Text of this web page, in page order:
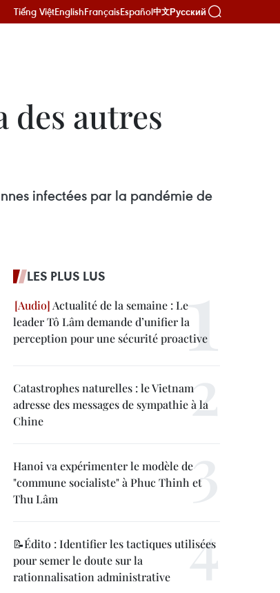
Tiếng ViệtEnglishFrançaisEspañol中文Русский
des autres
infectées par la pandémie de
LES PLUS LUS
Actualité de la semaine : Le
leader Tô Lâm demande d’unifier la
perception pour une sécurité proactive
Catastrophes naturelles : le Vietnam
adresse des messages de sympathie à la
Chine
Hanoi va expérimenter le modèle de
"commune socialiste" à Phuc Thinh et
Thu Lâm
📝Édito : Identifier les tactiques utilisées
pour semer le doute sur la
rationnalisation administrative